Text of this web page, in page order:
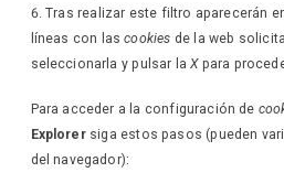
Tras realizar este filtro aparecerán
líneas con lascookies de la web
seleccionarla y pulsar laXpara
Para acceder a la configuración de
Explorersiga estos pasos (pueden
del navegador):